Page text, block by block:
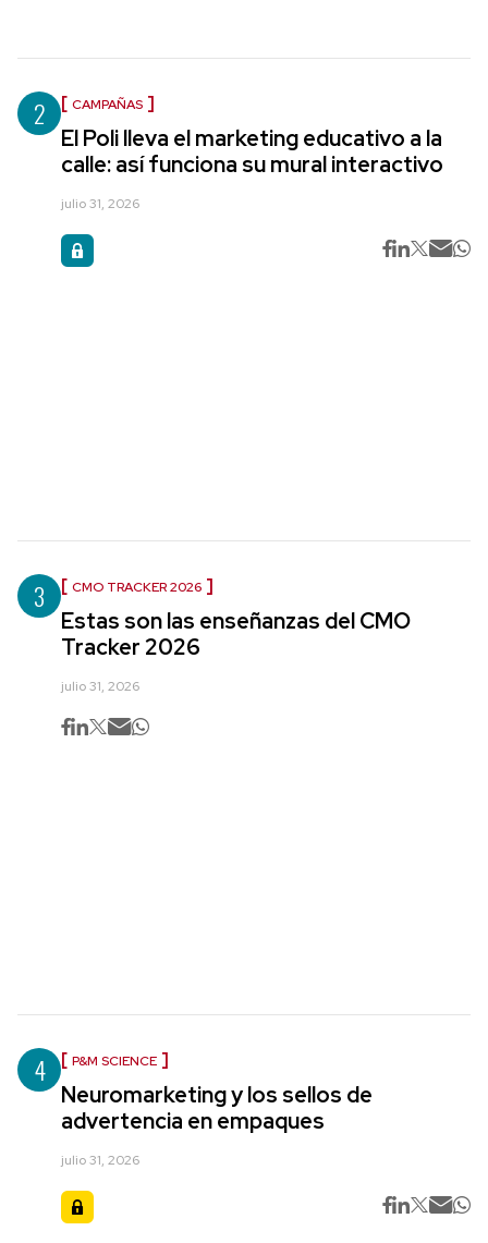
2 CAMPAÑAS
El Poli lleva el marketing educativo a la
calle: así funciona su mural interactivo
julio 31, 2026
3 CMO TRACKER 2026
Estas son las enseñanzas del CMO
Tracker 2026
julio 31, 2026
4 P&M SCIENCE
Neuromarketing y los sellos de
advertencia en empaques
julio 31, 2026